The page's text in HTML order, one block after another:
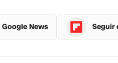
News Seguir